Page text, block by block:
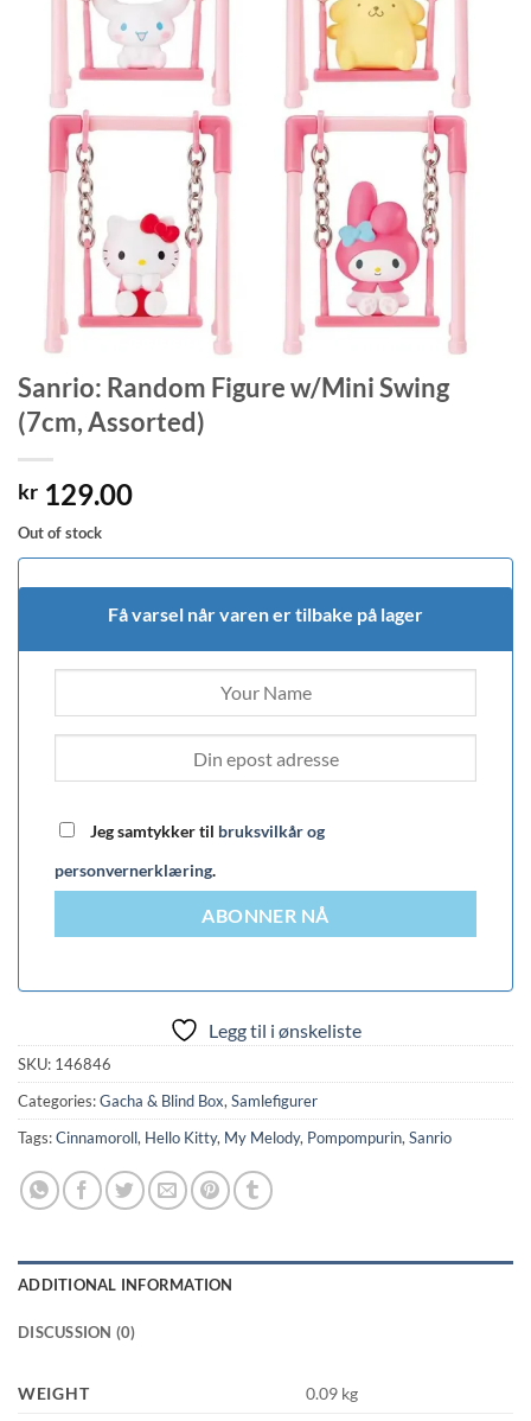
Sanrio: Random Figure w/Mini Swing
(7cm, Assorted)
kr 129.00
Out of stock
Få varsel når varen er tilbake på lager
Jeg samtykker til bruksvilkår og
personvernerklæring.
ABONNER NÅ
Legg til i ønskeliste
SKU: 146846
Categories:Gacha & Blind Box, Samlefigurer
Tags:Cinnamoroll, Hello Kitty, My Melody, Pompompurin, Sanrio
ADDITIONAL INFORMATION
DISCUSSION (0)
WEIGHT 0.09 kg